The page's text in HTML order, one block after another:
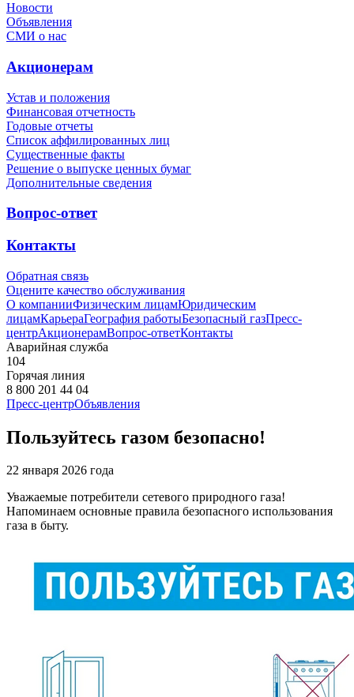
Новости
Объявления
СМИ о нас
Акционерам
Устав и положения
Финансовая отчетность
Годовые отчеты
Список аффилированных лиц
Существенные факты
Решение о выпуске ценных бумаг
Дополнительные сведения
Вопрос-ответ
Контакты
Обратная связь
Оцените качество обслуживания
О компанииФизическим лицамЮридическим
лицамКарьераГеография работыБезопасный газПресс-
центрАкционерамВопрос-ответКонтакты
Аварийная служба
104
Горячая линия
8 800 201 44 04
Пресс-центрОбъявления
Пользуйтесь газом безопасно!
22 января 2026 года
Уважаемые потребители сетевого природного газа!
Напоминаем основные правила безопасного использования
газа в быту.